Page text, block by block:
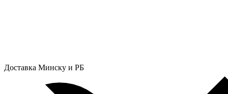
Доставка Минску и РБ